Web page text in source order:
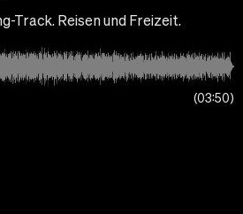
Track. Reisen und Freizeit.
03:50